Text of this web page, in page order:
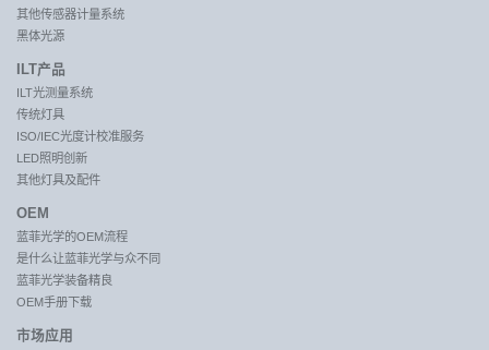
其他传感器计量系统
黑体光源
ILT产品
ILT光测量系统
传统灯具
ISO/IEC光度计校准服务
LED照明创新
其他灯具及配件
OEM
蓝菲光学的OEM流程
是什么让蓝菲光学与众不同
蓝菲光学装备精良
OEM手册下载
市场应用